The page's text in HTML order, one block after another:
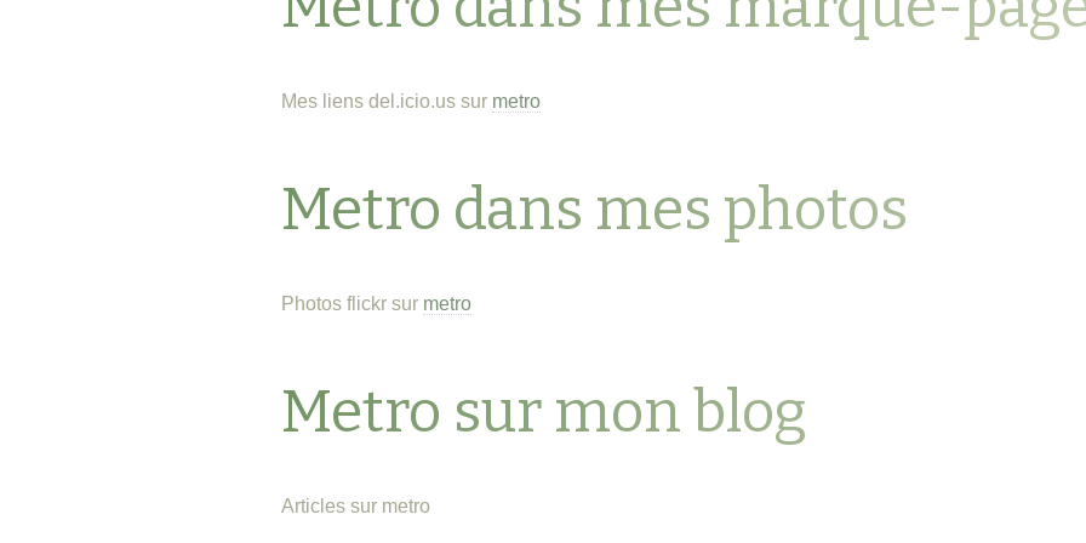
Mes liens del.icio.us sur metro
Metro dans mes photos
Photos flickr sur metro
Metro sur mon blog
Articles sur metro